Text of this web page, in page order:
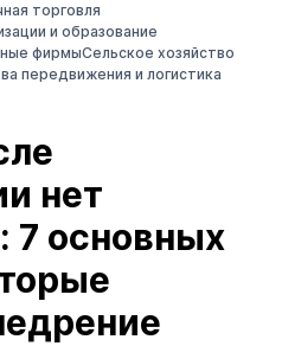
торговля
и образование
фирмыСельское хозяйство
передвижения и логистика
нет
7 основных